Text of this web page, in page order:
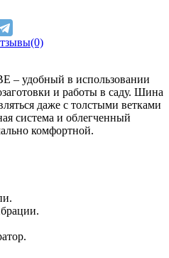
– удобный в использовании
и работы в саду. Шина
даже с толстыми ветками
система и облегченный
комфортной.